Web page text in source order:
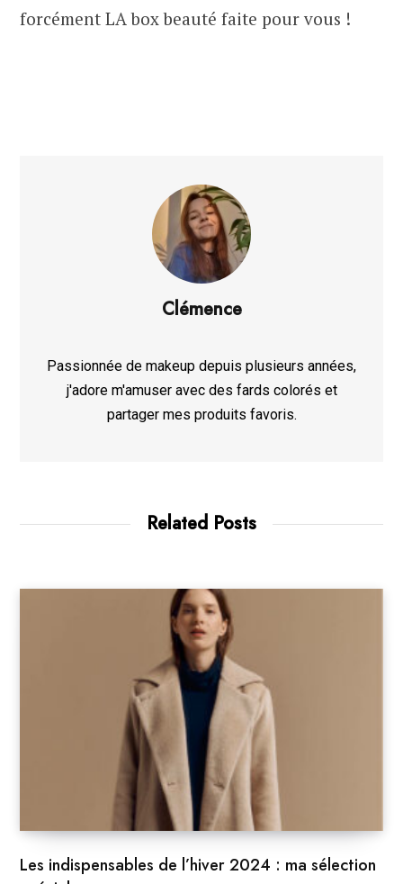
forcément LA box beauté faite pour vous !
Clémence
Passionnée de makeup depuis plusieurs années,
j'adore m'amuser avec des fards colorés et
partager mes produits favoris.
Related Posts
Les indispensables de l’hiver 2024 : ma sélection